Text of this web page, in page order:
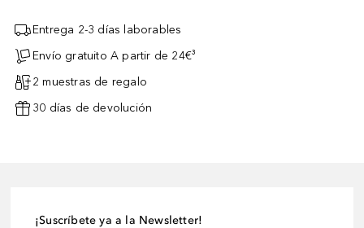
Entrega 2-3 días laborables
Envío gratuito A partir de 24€³
2 muestras de regalo
30 días de devolución
¡Suscríbete ya a la Newsletter!